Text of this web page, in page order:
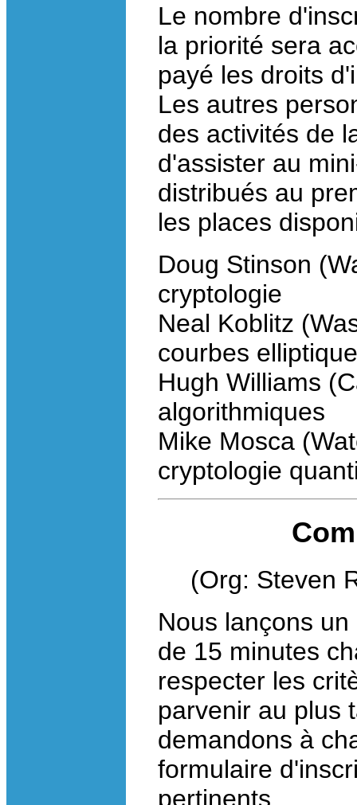
Le nombre
la priorité sera
payé les droits
Les autres
des activités de
d'assister au
distribués au
les places
Doug Stinson
cryptologie
Neal Koblitz
courbes
Hugh Williams
algorithmiques
Mike Mosca
cryptologie
(Org: Steven
Nous lançons
de 15 minutes
respecter les
parvenir au plus
demandons à
formulaire
pertinents.